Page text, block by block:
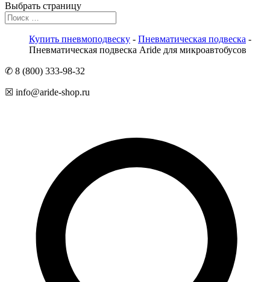
Выбрать страницу
Купить пневмоподвеску - Пневматическая подвеска -
Пневматическая подвеска Aride для микроавтобусов
✆ 8 (800) 333-98-32
☒ info@aride-shop.ru